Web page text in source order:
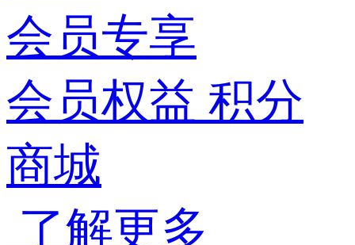
会员专享
会员权益 积分
商城
了解更多